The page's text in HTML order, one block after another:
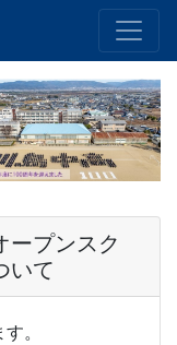
ープンスク
いて
。